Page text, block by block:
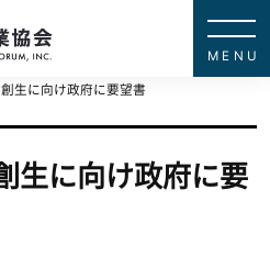
生に向け政府に要望書
生に向け政府に要